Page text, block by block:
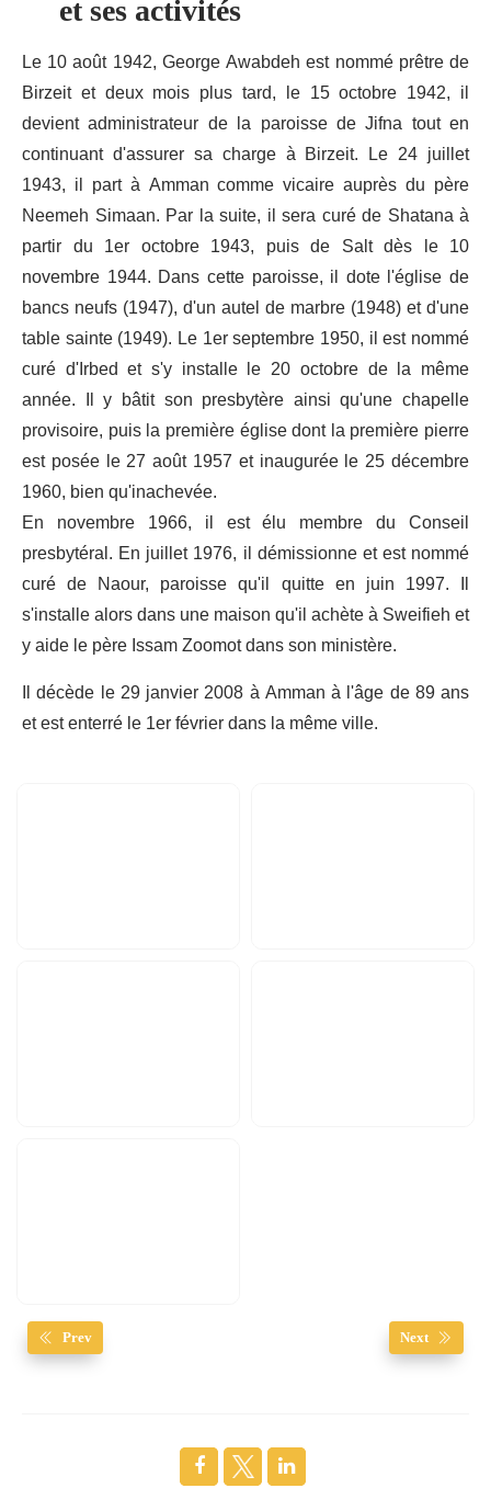
et ses activités
Le 10 août 1942, George Awabdeh est nommé prêtre de
Birzeit et deux mois plus tard, le 15 octobre 1942, il
devient administrateur de la paroisse de Jifna tout en
continuant d'assurer sa charge à Birzeit. Le 24 juillet
1943, il part à Amman comme vicaire auprès du père
Neemeh Simaan. Par la suite, il sera curé de Shatana à
partir du 1er octobre 1943, puis de Salt dès le 10
novembre 1944. Dans cette paroisse, il dote l'église de
bancs neufs (1947), d'un autel de marbre (1948) et d'une
table sainte (1949). Le 1er septembre 1950, il est nommé
curé d'Irbed et s'y installe le 20 octobre de la même
année. Il y bâtit son presbytère ainsi qu'une chapelle
provisoire, puis la première église dont la première pierre
est posée le 27 août 1957 et inaugurée le 25 décembre
1960, bien qu'inachevée.
En novembre 1966, il est élu membre du Conseil
presbytéral. En juillet 1976, il démissionne et est nommé
curé de Naour, paroisse qu'il quitte en juin 1997. Il
s'installe alors dans une maison qu'il achète à Sweifieh et
y aide le père Issam Zoomot dans son ministère.
Il décède le 29 janvier 2008 à Amman à l'âge de 89 ans
et est enterré le 1er février dans la même ville.
Prev Next